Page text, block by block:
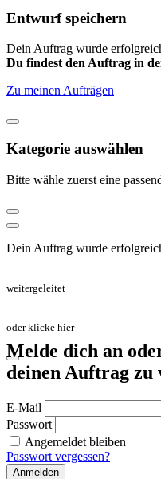
Entwurf speichern
Dein Auftrag wurde
Du findest den Auftrag in
Zu meinen Aufträgen
Kategorie auswählen
Bitte wähle zuerst eine
Dein Auftrag wurde
weitergeleitet
oder klicke hier
Melde dich an
deinen Auftrag zu
E-Mail
Passwort
Angemeldet bleiben
Passwort vergessen?
Anmelden